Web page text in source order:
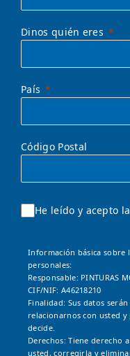
Dinos quién eres
País
Código Postal
He leído y acepto
Información básica sobre
personales:
Responsable: PINTURAS
CIF/NIF: A46218210
Finalidad: Sus datos
relacionarnos con usted
decide.
Derechos: Tiene derecho
usted, corregirla y